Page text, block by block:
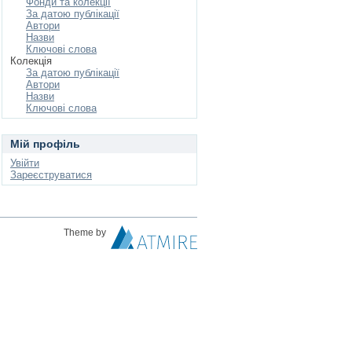
За датою публікації
Автори
Назви
Ключові слова
Колекція
За датою публікації
Автори
Назви
Ключові слова
Мій профіль
Увійти
Зареєструватися
Theme by